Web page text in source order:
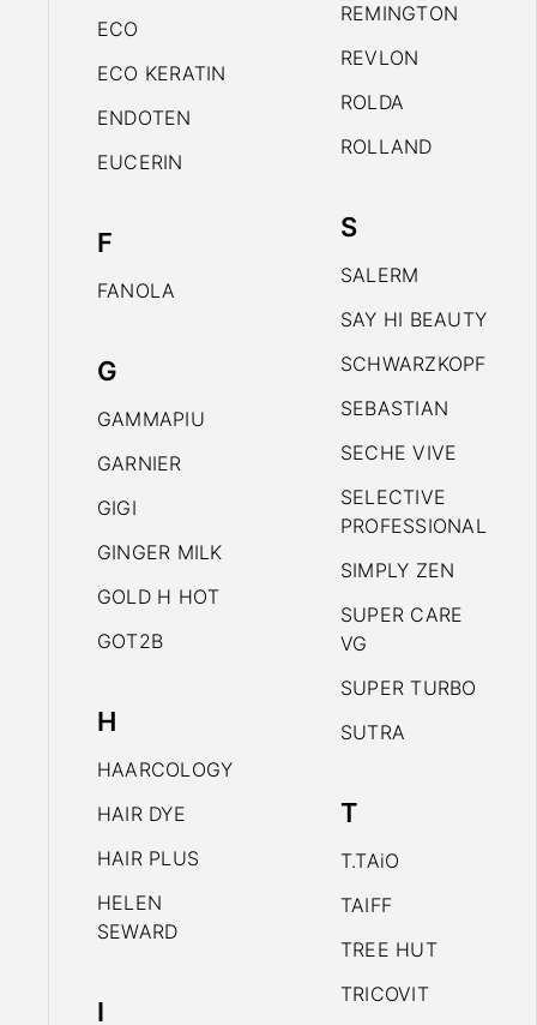
ECO
ECO KERATIN
ENDOTEN
EUCERIN
F
FANOLA
G
GAMMAPIU
GARNIER
GIGI
GINGER MILK
GOLD H HOT
GOT2B
H
HAARCOLOGY
HAIR DYE
HAIR PLUS
HELEN
SEWARD
I
REMINGTON
REVLON
ROLDA
ROLLAND
S
SALERM
SAY HI BEAUTY
SCHWARZKOPF
SEBASTIAN
SECHE VIVE
SELECTIVE
PROFESSIONAL
SIMPLY ZEN
SUPER CARE
VG
SUPER TURBO
SUTRA
T
T.TAiO
TAIFF
TREE HUT
TRICOVIT